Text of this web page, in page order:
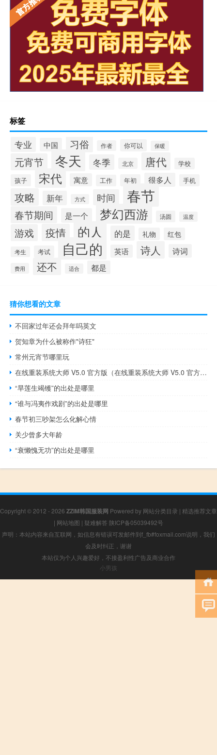
标签
专业 中国 习俗 作者 你可以 保暖
元宵节 冬天 冬季 北京 唐代 学校
孩子 宋代 寓意 工作 年初 很多人 手机
攻略 新年 方式 时间 春节
春节期间 是一个 梦幻西游 汤圆 温度
游戏 疫情 的人 的是 礼物 红包
考生 考试 自己的 英语 诗人 诗词
费用 还不 适合 都是
猜你想看的文章
不回家过年还会拜年吗英文
贺知章为什么被称作"诗狂"
常州元宵节哪里玩
在线重装系统大师 V5.0 官方版（在线重装系统大师 V5.0 官方版功能简介）
“旱莲生竭镬”的出处是哪里
“谁与冯夷作戏剧”的出处是哪里
春节初三吵架怎么化解心情
关少曾多大年龄
“衰懒愧无功”的出处是哪里
Copyright © 2012 - 2026 ZZIM韩国服装网 Powered by 网站分类目录 | 精选推荐文章
| 网站地图 | 疑难解答 陕ICP备05039492号
声明：本站内容来自互联网，如信息有错误可发邮件到f_fb#foxmail.com说明，我们
会及时纠正，谢谢
本站仅为个人兴趣爱好，不接盈利性广告及商业合作
小男孩